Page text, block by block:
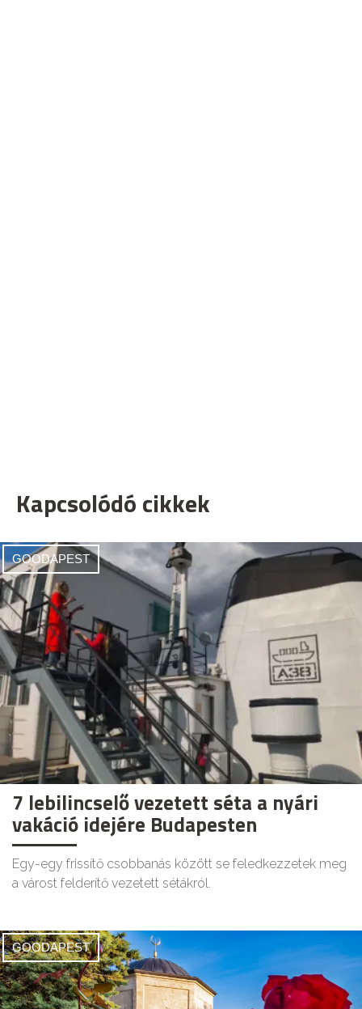
Kapcsolódó cikkek
GOODAPEST
7 lebilincselő vezetett séta a nyári
vakáció idejére Budapesten
Egy-egy frissítő csobbanás között se feledkezzetek meg
a várost felderítő vezetett sétákról.
GOODAPEST